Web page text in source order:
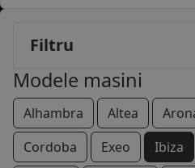
MARCA
BLOG
B2B -
CONT
Filtru
Modele masini
Alhambra Altea
Cordoba
Exeo Ibiza